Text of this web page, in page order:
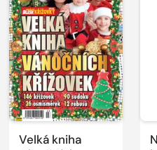
Velká kniha